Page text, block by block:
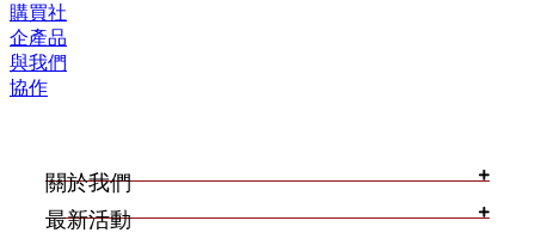
購買社
企產品
與我們
協作
關於我們
最新活動